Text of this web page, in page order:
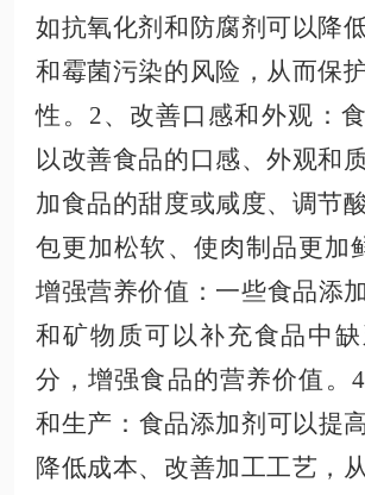
如抗氧化剂和防腐剂可以降
和霉菌污染的风险，从而保
性 。 2、改善口感和外观 ：
以改善食品的口感、外观和
加食品的甜度或咸度、调节
包更加松软、使肉制品更加
增强营养价值 ：一些食品添
和矿物质可以补充食品中
分，增强食品的营养价值 。
和生产 ：食品添加剂可以提
降低成本、改善加工工艺，